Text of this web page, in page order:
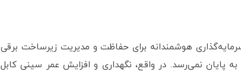
هوشمندانه برای حفاظت و مدیریت زیرساخت برقی
پایان نمی‌رسد. در واقع، نگهداری و افزایش عمر سینی کابل